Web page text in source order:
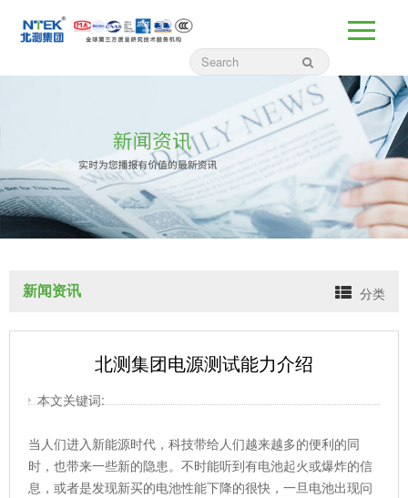
新闻资讯 分类
北测集团电源测试能力介绍
本文关键词:
当人们进入新能源时代，科技带给人们越来越多的便利的同
时，也带来一些新的隐患。不时能听到有电池起火或爆炸的信
息，或者是发现新买的电池性能下降的很快，一旦电池出现问